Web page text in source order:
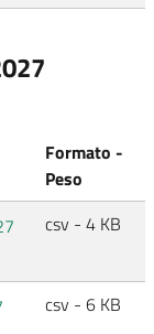
Formato -
Peso
csv - 4 KB
csv - 6 KB